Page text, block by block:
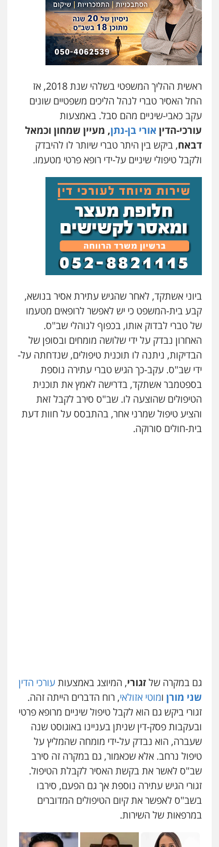
0525199949
עו"ד אסף גונן
פלילי פשע חמור תעבורה צבא מעצרים
וחקירות
0542255161
גל דהן – משרד עורך דין פלילי
פלילי פשיעה חמורה סמים מעצרים
וחקירות
0544723840
עו"ד ראוף נג'אר
פלילי עורכי דין לענייני אסירים מעצרים
סמים רכוש
0548009246
עו"ד אלון ארז
פלילי צבאי סמים אלימות במשפחה
לבן
0507368203
שחר לדובסקי, עו"ד
פלילי מעצרים וחקירות עבירות המתה
דין לענייני אסירים
גיא זהבי משרד עורכי דין
פלילי משפחה
503456449
עו"ד איהאב ג'לג'ולי
מעצרים וחקירות
אסירים
0505216700
עו"ד שלומי שרון
ראשית ההליך המשפטי בשלהי שנת 2018, אז
החל האסיר טברי לנהל הליכים משפטיים שונים
עקב כאבי-שיניים מהם סבל. באמצעות
עורכי-הדין אורי בן-נתן, מעיין שמחון וכמאל
דבאח, ביקש בין היתר טברי שיותר לו להיבדק
ולקבל טיפולי שיניים על-ידי רופא פרטי מטעמו.
ביוני אשתקד, לאחר שהגיש עתירת אסיר בנושא,
קבע בית-המשפט כי יש לאפשר לרופאים מטעמו
של טברי לבדוק אותו, בכפוף לנוהלי שב"ס.
האחרון נבדק על ידי שלושה מומחים ובסופן של
הבדיקות, ניתנה לו תוכנית טיפולים, שנדחתה על-
ידי שב"ס. עקב-כך הגיש טברי עתירה נוספת
בספטמבר אשתקד, בדרישה לאמץ את תוכנית
הטיפולים שהוצעה לו. שב"ס סירב לקבל זאת
והציע טיפול שמרני אחר, בהתבסס על חוות דעת
בית-חולים סורוקה.
גם במקרה שלזגורי, המיוצג באמצעותעורכי הדין
שני מורן ומוטי אזולאי, רוח הדברים הייתה זהה.
זגורי ביקש גם הוא לקבל טיפול שיניים מרופא פרטי
ובעקבות פסק-דין שניתן בעניינו באוגוסט שנה
שעברה, הוא נבדק על-ידי מומחה שהמליץ על
טיפול נרחב. אלא שכאמור, גם במקרה זה סירב
שב"ס לאשר את בקשת האסיר לקבלת הטיפול.
זגורי הגיש עתירה נוספת אך גם הפעם, סירבו
בשב"ס לאפשר את קיום הטיפולים המדוברים
במרפאות של השירות.